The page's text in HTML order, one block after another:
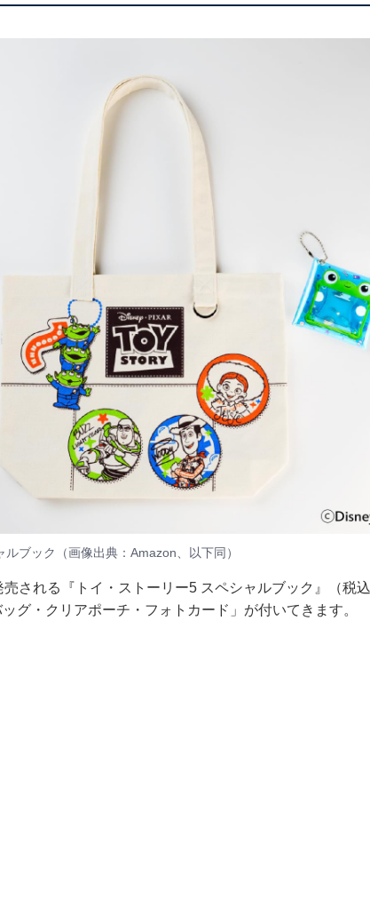
ルブック（画像出典：Amazon、以下同）
される『トイ・ストーリー5 スペシャルブック』（税
グ・クリアポーチ・フォトカード」が付いてきます。